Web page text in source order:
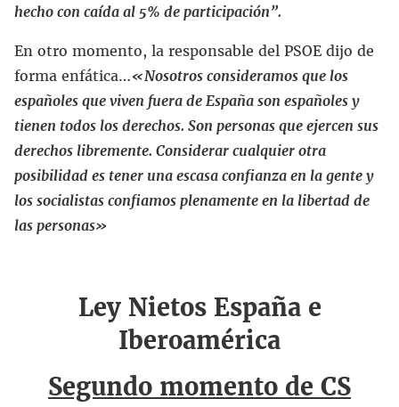
hecho con caída al 5% de participación”.
En otro momento, la responsable del PSOE dijo de
forma enfática…«Nosotros consideramos que los
españoles que viven fuera de España son españoles y
tienen todos los derechos. Son personas que ejercen sus
derechos libremente. Considerar cualquier otra
posibilidad es tener una escasa confianza en la gente y
los socialistas confiamos plenamente en la libertad de
las personas»
Ley Nietos España e
Iberoamérica
Segundo momento de CS